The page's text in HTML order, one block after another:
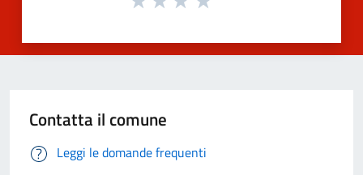
Contatta il comune
Leggi le domande frequenti